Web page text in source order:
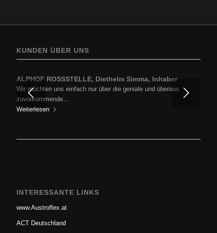
KUNDEN ÜBER UNS
ALPHOF ROSSSTELLE, Diethelm Simma, Inhaber
Wir möchten uns einfach nur über die geniale und überaus
zuvorkommende…
Weiterlesen
INTERESSANTE LINKS
www.Austroflex.at
ACT Deutschland